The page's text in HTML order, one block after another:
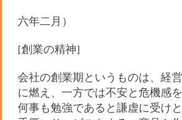
六年二月）
[創業の精神]
会社の創業期というものは、経
に燃え、一方では不安と危機感
何事も勉強であると謙虚に受け